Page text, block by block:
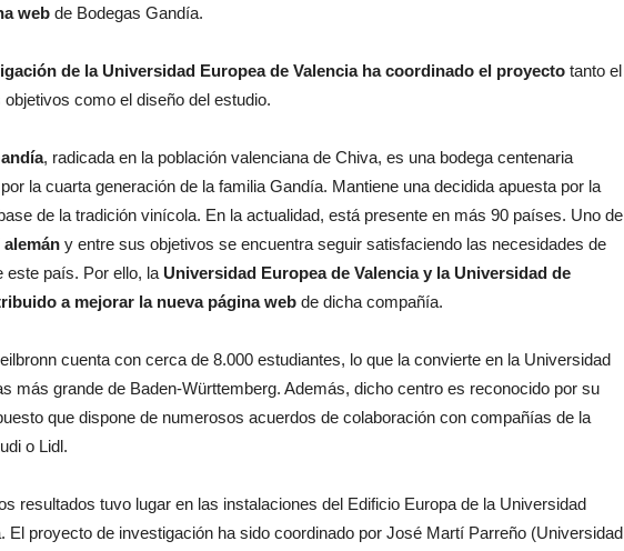
web de Bodegas Gandía.
de la Universidad Europea de Valencia ha coordinado el proyecto tanto el
objetivos como el diseño del estudio.
, radicada en la población valenciana de Chiva, es una bodega centenaria
la cuarta generación de la familia Gandía. Mantiene una decidida apuesta por la
de la tradición vinícola. En la actualidad, está presente en más 90 países. Uno de
alemán y entre sus objetivos se encuentra seguir satisfaciendo las necesidades de
este país. Por ello, la Universidad Europea de Valencia y la Universidad de
a mejorar la nueva página web de dicha compañía.
cuenta con cerca de 8.000 estudiantes, lo que la convierte en la Universidad
más grande de Baden-Württemberg. Además, dicho centro es reconocido por su
que dispone de numerosos acuerdos de colaboración con compañías de la
o Lidl.
resultados tuvo lugar en las instalaciones del Edificio Europa de la Universidad
El proyecto de investigación ha sido coordinado por José Martí Parreño (Universidad